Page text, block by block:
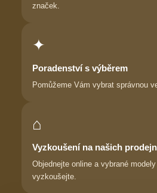
značek.
✦
Poradenství s výběrem
Pomůžeme Vám vybrat správnou
⌂
Vyzkoušení na našich
Objednejte online a vybrané
vyzkoušejte.